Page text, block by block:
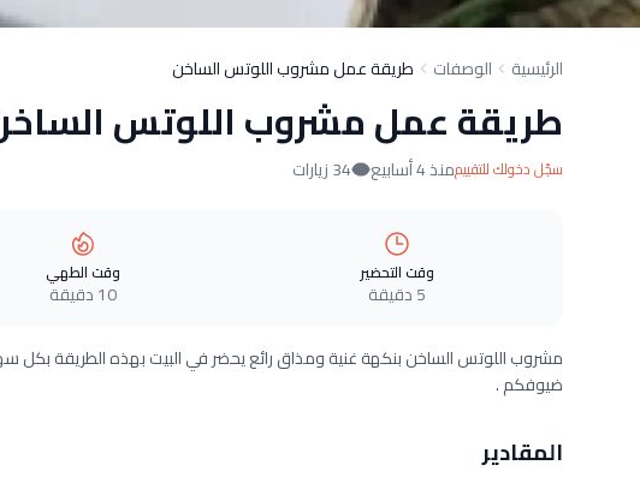
الرئيسية الوصفات طريقة عمل مشروب اللوتس الساخن
طريقة عمل مشروب اللوتس
سجّل دخولك للتقييممنذ 4 أسابيع 34 زيارات
وقت التحضير
5 دقيقة
وقت الطهي
10 دقيقة
مشروب اللوتس الساخن بنكهة غنية ومذاق رائع يحضر في البيت بهذه الطريقة
ضيوفكم .
المقادير